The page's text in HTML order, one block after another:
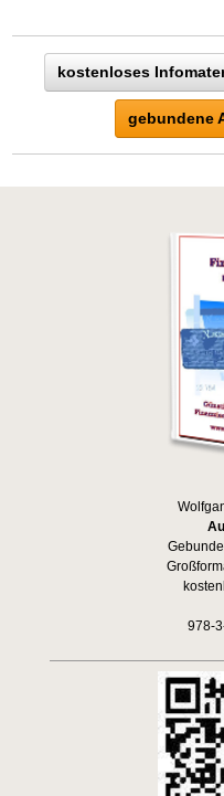
kostenloses
gebundene
978-